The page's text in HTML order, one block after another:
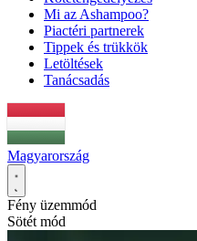
Mi az Ashampoo?
Piactéri partnerek
Tippek és trükkök
Letöltések
Tanácsadás
Magyarország
Fény üzemmód
Sötét mód